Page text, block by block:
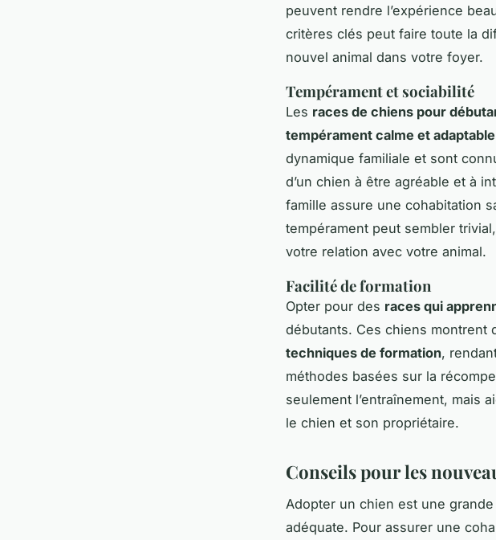
peuvent rendre l’expérience
critères clés peut faire toute la
nouvel animal dans votre foyer.
Tempérament et sociabilité
Les races de chiens pour
tempérament calme et adaptable
dynamique familiale et sont
d’un chien à être agréable et à
famille assure une cohabitation
tempérament peut sembler
votre relation avec votre animal.
Facilité de formation
Opter pour des races qui
débutants. Ces chiens montrent
techniques de formation,
méthodes basées sur la
seulement l’entraînement, mais
le chien et son propriétaire.
Conseils pour les
Adopter un chien est une grande
adéquate. Pour assurer une